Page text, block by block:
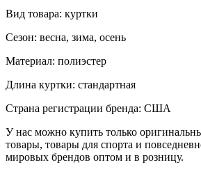
Вид товара: куртки
Сезон: весна, зима, осень
Материал: полиэстер
Длина куртки: стандартная
Страна регистрации бренда: США
У нас можно купить только
товары, товары для спорта и
мировых брендов оптом и в розницу.